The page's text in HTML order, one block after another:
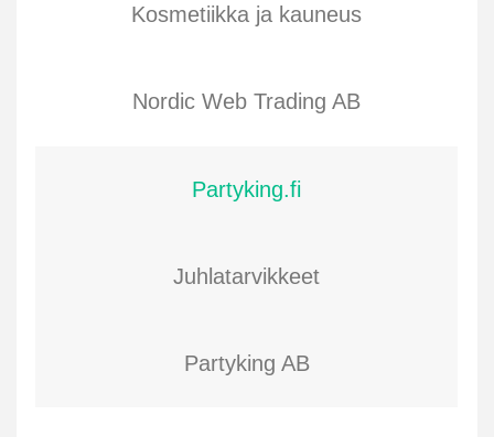
Kosmetiikka ja kauneus
Nordic Web Trading AB
Partyking.fi
Juhlatarvikkeet
Partyking AB